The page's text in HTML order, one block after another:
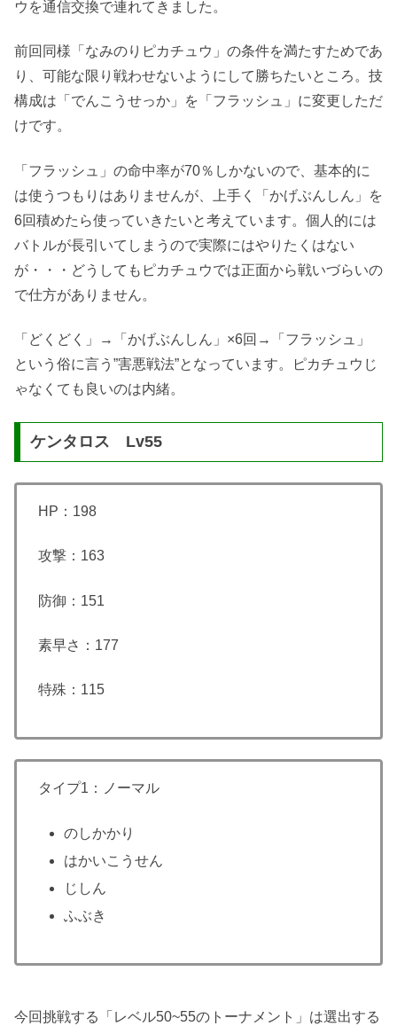
ウを通信交換で連れてきました。
前回同様「なみのりピカチュウ」の条件を満たすためであ
り、可能な限り戦わせないようにして勝ちたいところ。技
構成は「でんこうせっか」を「フラッシュ」に変更しただ
けです。
「フラッシュ」の命中率が70％しかないので、基本的に
は使うつもりはありませんが、上手く「かげぶんしん」を
6回積めたら使っていきたいと考えています。個人的には
バトルが長引いてしまうので実際にはやりたくはない
が・・・どうしてもピカチュウでは正面から戦いづらいの
で仕方がありません。
「どくどく」→「かげぶんしん」×6回→「フラッシュ」
という俗に言う”害悪戦法”となっています。ピカチュウじ
ゃなくても良いのは内緒。
ケンタロス Lv55
HP：198
攻撃：163
防御：151
素早さ：177
特殊：115
タイプ1：ノーマル
のしかかり
はかいこうせん
じしん
ふぶき
今回挑戦する「レベル50~55のトーナメント」は選出する